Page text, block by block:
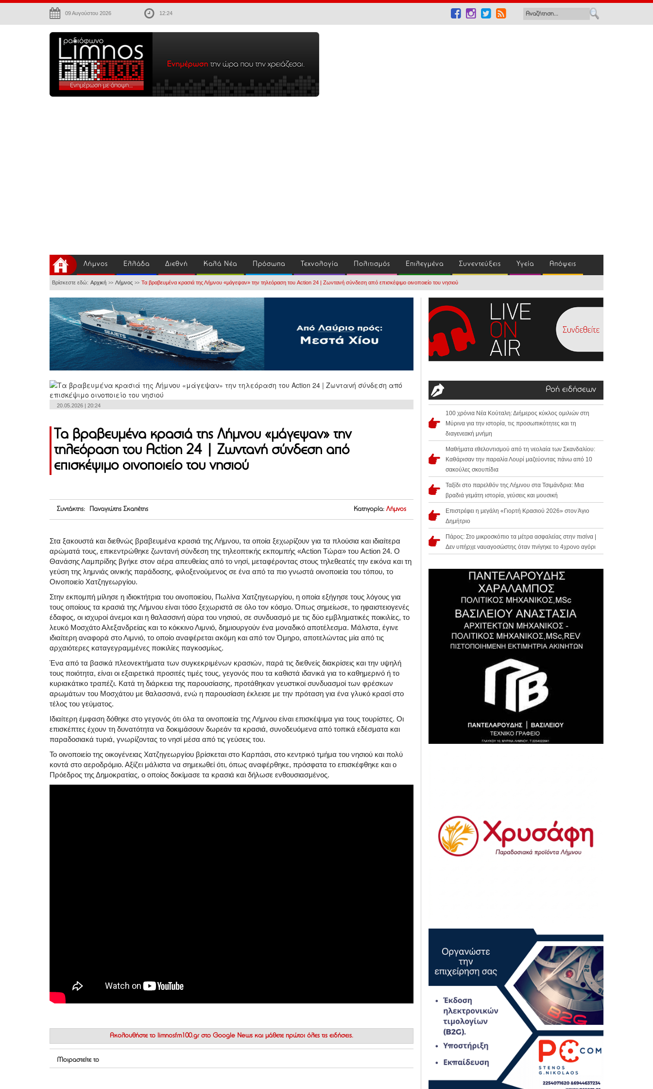
09 Αυγούστου 2026 12:24
Λήμνος Ελλάδα Διεθνή Καλά Νέα Πρόσωπα Τεχνολογία Πολιτισμός Επιλεγμένα Συνεντεύξεις Υγεία Απόψεις
Βρίσκεστε εδώ: Αρχική >> Λήμνος >> Τα βραβευμένα κρασιά της Λήμνου «μάγεψαν» την τηλεόραση του Action 24 | Ζωντανή σύνδεση από επισκέψιμο οινοποιείο του νησιού
20.05.2026 | 20:24
Τα βραβευμένα κρασιά της Λήμνου «μάγεψαν» την
τηλεόραση του Action 24 | Ζωντανή σύνδεση από
επισκέψιμο οινοποιείο του νησιού
Συντάκτης: Παναγιώτης Σκαπέτης Κατηγορία: Λήμνος
Στα ξακουστά και διεθνώς βραβευμένα κρασιά της Λήμνου, τα οποία ξεχωρίζουν για τα πλούσια και ιδιαίτερα
αρώματά τους, επικεντρώθηκε ζωντανή σύνδεση της τηλεοπτικής εκπομπής «Action Τώρα» του Action 24. Ο
Θανάσης Λαμπρίδης βγήκε στον αέρα απευθείας από το νησί, μεταφέροντας στους τηλεθεατές την εικόνα και τη
γεύση της λημνιάς οινικής παράδοσης, φιλοξενούμενος σε ένα από τα πιο γνωστά οινοποιεία του τόπου, το
Οινοποιείο Χατζηγεωργίου.
Στην εκπομπή μίλησε η ιδιοκτήτρια του οινοποιείου, Πωλίνα Χατζηγεωργίου, η οποία εξήγησε τους λόγους για
τους οποίους τα κρασιά της Λήμνου είναι τόσο ξεχωριστά σε όλο τον κόσμο.Όπως σημείωσε, το ηφαιστειογενές
έδαφος, οι ισχυροί άνεμοι και η θαλασσινή αύρα του νησιού, σε συνδυασμό με τις δύο εμβληματικές ποικιλίες, το
λευκό Μοσχάτο Αλεξανδρείας και το κόκκινο Λιμνιό, δημιουργούν ένα μοναδικό αποτέλεσμα. Μάλιστα, έγινε
ιδιαίτερη αναφορά στο Λιμνιό, το οποίο αναφέρεται ακόμη και από τον Όμηρο, αποτελώντας μία από τις
αρχαιότερες καταγεγραμμένες ποικιλίες παγκοσμίως.
Ένα από τα βασικά πλεονεκτήματα των συγκεκριμένων κρασιών, παρά τις διεθνείς διακρίσεις και την υψηλή
τους ποιότητα, είναι οι εξαιρετικά προσιτές τιμές τους, γεγονός που τα καθιστά ιδανικά για το καθημερινό ή το
κυριακάτικο τραπέζι. Κατά τη διάρκεια της παρουσίασης, προτάθηκαν γευστικοί συνδυασμοί των φρέσκων
αρωμάτων του Μοσχάτου με θαλασσινά, ενώ η παρουσίαση έκλεισε με την πρόταση για ένα γλυκό κρασί στο
τέλος του γεύματος.
Ιδιαίτερη έμφαση δόθηκε στο γεγονός ότι όλα τα οινοποιεία της Λήμνου είναι επισκέψιμα για τους τουρίστες. Οι
επισκέπτες έχουν τη δυνατότητα να δοκιμάσουν δωρεάν τα κρασιά, συνοδευόμενα από τοπικά εδέσματα και
παραδοσιακά τυριά, γνωρίζοντας το νησί μέσα από τις γεύσεις του.
Το οινοποιείο της οικογένειας Χατζηγεωργίου βρίσκεται στο Καρπάσι, στο κεντρικό τμήμα του νησιού και πολύ
κοντά στο αεροδρόμιο. Αξίζει μάλιστα να σημειωθεί ότι, όπως αναφέρθηκε, πρόσφατα το επισκέφθηκε και ο
Πρόεδρος της Δημοκρατίας, ο οποίος δοκίμασε τα κρασιά και δήλωσε ενθουσιασμένος.
Ακολουθήστε το limnosfm100.gr στο Google News και μάθετε πρώτοι όλες τις ειδήσεις.
Μοιραστείτε το
Ροή ειδήσεων
100 χρόνια Νέα Κούταλη: Διήμερος κύκλος ομιλιών στη
Μύρινα για την ιστορία, τις προσωπικότητες και τη
διαγενεακή μνήμη
Μαθήματα εθελοντισμού από τη νεολαία των Σκανδαλίου:
Καθάρισαν την παραλία Λουρί μαζεύοντας πάνω από 10
σακούλες σκουπίδια
Ταξίδι στο παρελθόν της Λήμνου στα Τσιμάνδρια: Μια
βραδιά γεμάτη ιστορία, γεύσεις και μουσική
Επιστρέφει η μεγάλη «Γιορτή Κρασιού 2026» στον Άγιο
Δημήτριο
Πάρος: Στο μικροσκόπιο τα μέτρα ασφαλείας στην πισίνα |
Δεν υπήρχε ναυαγοσώστης όταν πνίγηκε το 4χρονο αγόρι